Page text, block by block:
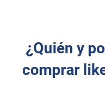
¿Quién y
comprar